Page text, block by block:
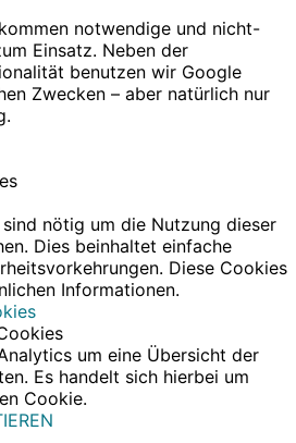
notwendige und nicht-
Einsatz. Neben der
benutzen wir Google
Zwecken – aber natürlich nur
nötig um die Nutzung dieser
Dies beinhaltet einfache
Diese Cookies
Informationen.
um eine Übersicht der
Es handelt sich hierbei um
Cookie.